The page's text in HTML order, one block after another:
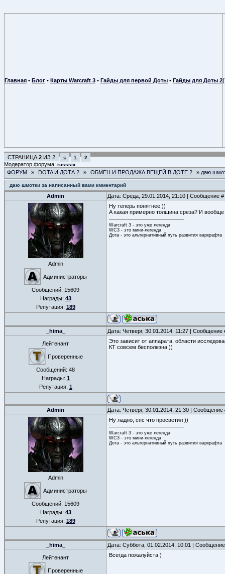
Главная • Блог • Карты Warcraft 3 • Гайды для первой Доты • Гайды для Доты 2
СТРАНИЦА 2 ИЗ 2 « 1 2
Модератор форума: russsix
ФОРУМ » DOTA И ДОТА 2 » ОБМЕН И ПРОДАЖА ВЕЩЕЙ В ДОТЕ 2 » даю
даю шмотки за написанный вами кмментарий
Admin Дата: Среда, 29.01.2014, 21:10 | Сообщение #
Admin
Администраторы
Сообщений: 15609
Награды: 43
Репутация: 189
Ну теперь понятнее ))
А какая примерно толщина среза? И
Warcraft 3 - это уже легенда
WC3 - это мини-легенда
Дота - это альтернативный путь развития варкрафта
_hima_ Дата: Четверг, 30.01.2014, 11:27 | Сообщение
Лейтенант
Проверенные
Сообщений: 48
Награды: 1
Репутация: 1
Это зависит от аппарата, области
КТ совсем бесполезна ))
Admin Дата: Четверг, 30.01.2014, 21:30 |
Admin
Администраторы
Сообщений: 15609
Награды: 43
Репутация: 189
Ну ладно, спс что просветил ))
Warcraft 3 - это уже легенда
WC3 - это мини-легенда
Дота - это альтернативный путь развития варкрафта
_hima_ Дата: Суббота, 01.02.2014, 10:01 |
Лейтенант
Проверенные
Всегда пожалуйста )